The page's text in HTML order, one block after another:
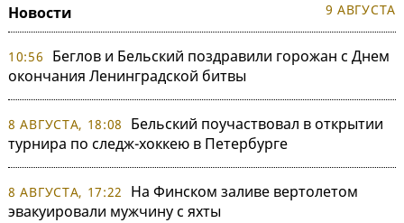
Новости 9 АВГУСТА
10:56
Беглов и Бельский поздравили горожан с Днем
окончания Ленинградской битвы
8 АВГУСТА, 18:08
Бельский поучаствовал в открытии
турнира по следж-хоккею в Петербурге
8 АВГУСТА, 17:22
На Финском заливе вертолетом
эвакуировали мужчину с яхты